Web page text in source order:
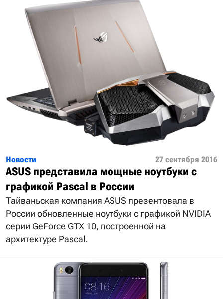
Новости 27 сентября 2016
ASUS представила мощные ноутбуки с
графикой Pascal в России
Тайваньская компания ASUS презентовала в
России обновленные ноутбуки с графикой NVIDIA
серии GeForce GTX 10, построенной на
архитектуре Pascal.